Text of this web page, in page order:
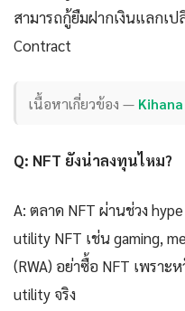
สามารถกู้ยืมฝากเงินแลกเป
Contract
เนื้อหาเกี่ยวข้อง —
Q: NFT ยังน่าลงทุนไหม?
A: ตลาด NFT ผ่านช่วง
utility NFT เช่น gaming,
(RWA) อย่าซื้อ NFT เพราะ
utility จริง